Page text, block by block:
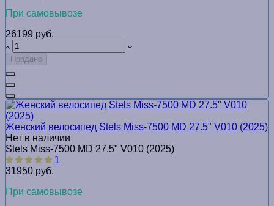
При самовывозе
26199 руб.
Продано
Женский велосипед Stels Miss-7500 MD 27.5" V010 (2025)
Нет в наличии
Stels Miss-7500 MD 27.5" V010 (2025)
1
31950 руб.
При самовывозе